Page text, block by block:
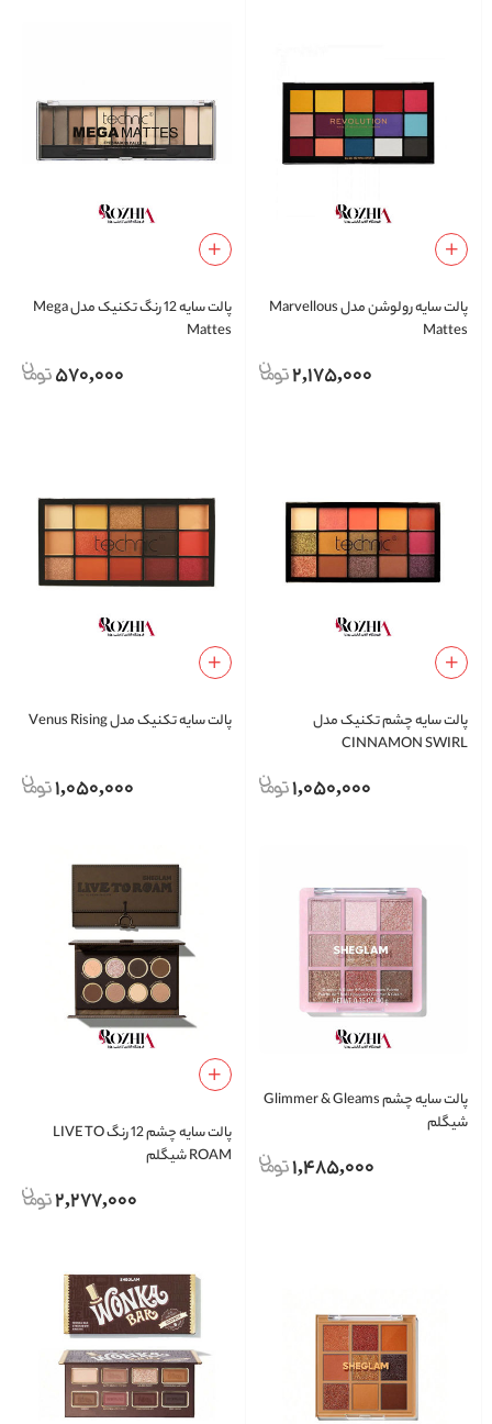
پالت سایه رولوشن مدل Marvellous
Mattes
2,175,000
پالت سایه 12 رنگ تکنیک مدل Mega
Mattes
570,000
پالت سایه چشم تکنیک مدل
CINNAMON SWIRL
1,050,000
پالت سایه تکنیک مدل Venus Rising
1,050,000
پالت سایه چشم Glimmer & Gleams
شیگلم
1,485,000
پالت سایه چشم 12 رنگ LIVE TO
ROAM شیگلم
2,277,000